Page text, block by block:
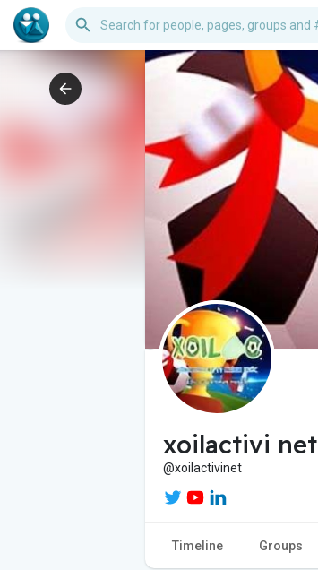
xoilactivi net
@xoilactivinet
Timeline Groups